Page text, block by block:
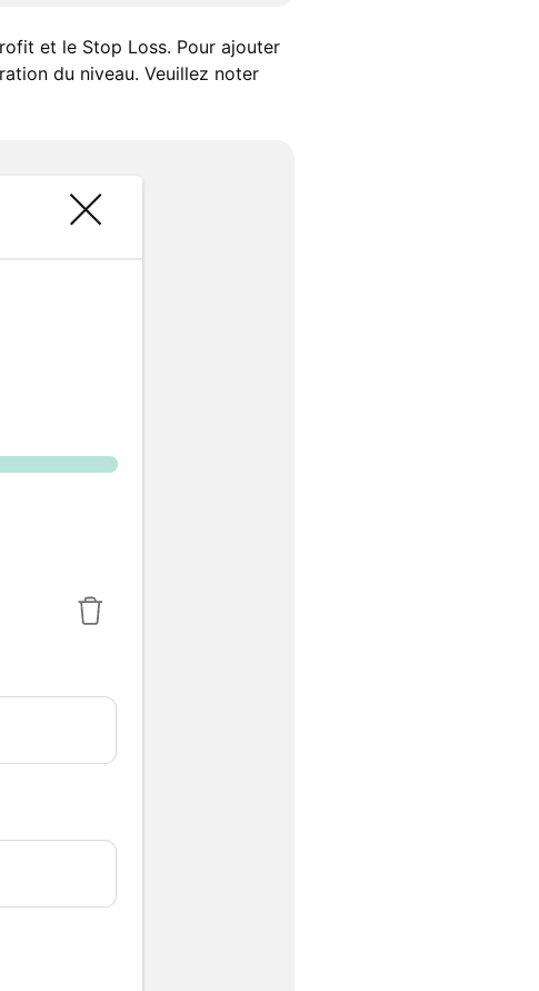
et le Stop Loss. Pour ajouter
du niveau. Veuillez noter